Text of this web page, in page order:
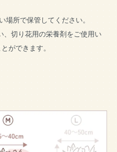
所で保管してください。
切り花用の栄養剤をご使用い
ができます。